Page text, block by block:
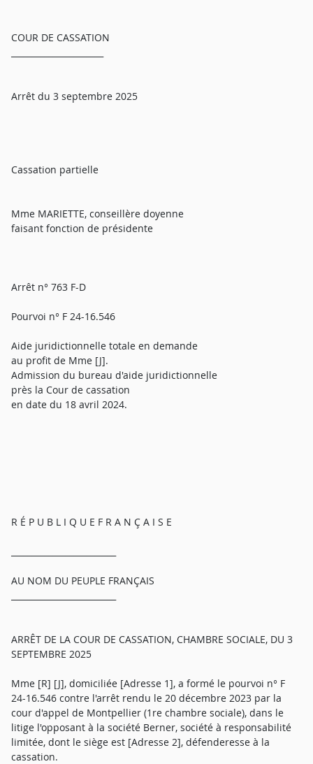
COUR DE CASSATION
Arrêt du 3 septembre 2025
Cassation partielle
Mme MARIETTE, conseillère doyenne
faisant fonction de présidente
Arrêt n° 763 F-D
Pourvoi n° F 24-16.546
Aide juridictionnelle totale en demande
au profit de Mme [J].
Admission du bureau d'aide juridictionnelle
près la Cour de cassation
en date du 18 avril 2024.
R É P U B L I Q U E F R A N Ç A I S E
AU NOM DU PEUPLE FRANÇAIS
ARRÊT DE LA COUR DE CASSATION, CHAMBRE SOCIALE, DU 3
SEPTEMBRE 2025
Mme [R] [J], domiciliée [Adresse 1], a formé le pourvoi n° F
24-16.546 contre l'arrêt rendu le 20 décembre 2023 par la
cour d'appel de Montpellier (1re chambre sociale), dans le
litige l'opposant à la société Berner, société à responsabilité
limitée, dont le siège est [Adresse 2], défenderesse à la
cassation.